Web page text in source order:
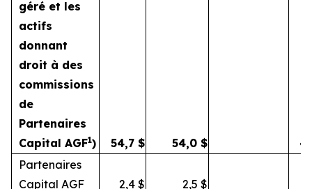
géré et les
actifs
donnant
droit à des
commissions
de
Partenaires
Capital AGF1) 54,7 $ 54,0 $
Partenaires
Capital AGF
2,4 $ 2,5 $